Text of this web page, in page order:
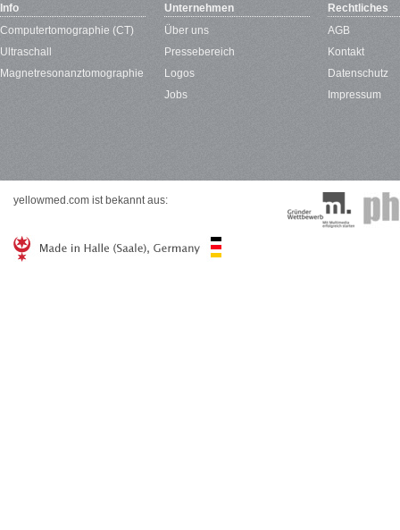
Info
Computertomographie (CT)
Ultraschall
Magnetresonanztomographie
Unternehmen
Über uns
Pressebereich
Logos
Jobs
Rechtliches
AGB
Kontakt
Datenschutz
Impressum
yellowmed.com ist bekannt aus: